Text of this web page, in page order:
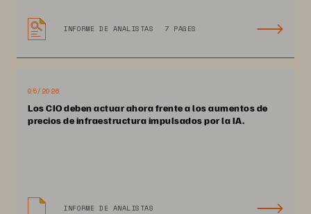
INFORME DE ANALISTAS 7 PAGES
05/2026
Los CIO deben actuar ahora frente a los aumentos de
precios de infraestructura impulsados por la IA.
INFORME DE ANALISTAS